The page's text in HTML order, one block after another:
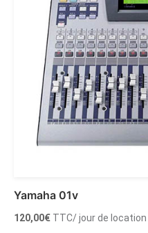
Yamaha 01v
120,00€ TTC/ jour de location